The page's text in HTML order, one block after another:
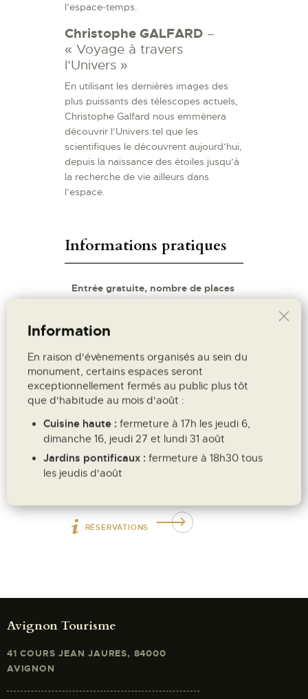
l’espace‑temps.
Christophe GALFARD –
« Voyage à travers
l’Univers »
En utilisant les dernières images des
plus puissants des télescopes actuels,
Christophe Galfard nous emmènera
découvrir l’Univers tel que les
scientifiques le découvrent aujourd’hui,
depuis la naissance des étoiles jusqu’à
la recherche de vie ailleurs dans
l’espace.
Informations pratiques
Entrée gratuite, nombre de places
Une séance de signature et de
lieu à 18h le 28 avril à la Librairie
La Mémoire du Monde, 36 rue
Carnot, Avignon.
des Papes seront suivis d’une
rencontre avec le public dans la
Salle des Gardes du Palais vers
21h.
RÉSERVATIONS
Avignon Tourisme
41 COURS JEAN JAURES, 84000
AVIGNON
Information
En raison d'évènements organisés au sein du
monument, certains espaces seront
exceptionnellement fermés au public plus tôt
que d'habitude au mois d'août :
Cuisine haute : fermeture à 17h les jeudi 6,
dimanche 16, jeudi 27 et lundi 31 août
Jardins pontificaux : fermeture à 18h30 tous
les jeudis d'août